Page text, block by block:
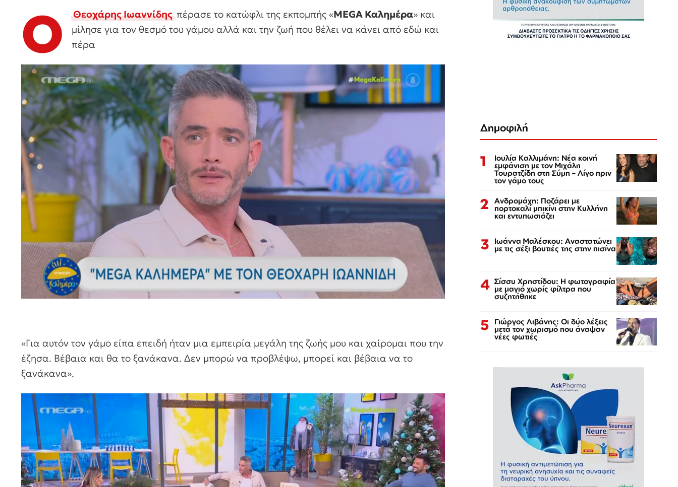
Ο Θεοχάρης Ιωαννίδηςπέρασε το κατώφλι της εκπομπής «MEGA Καλημέρα» και
μίλησε για τον θεσμό του γάμου αλλά και την ζωή που θέλει να κάνει από εδώ και
πέρα
«Για αυτόν τον γάμο είπα επειδή ήταν μια εμπειρία μεγάλη της ζωής μου και χαίρομαι που την
έζησα. Βέβαια και θα το ξανάκανα. Δεν μπορώ να προβλέψω, μπορεί και βέβαια να το
ξανάκανα».
Δημοφιλή
1 Ιουλία Καλλιμάνη: Νέα κοινή
εμφάνιση με τον Μιχάλη
Τουρατζίδη στη Σύμη – Λίγο πριν
τον γάμο τους
2 Ανδρομάχη: Ποζάρει με
πορτοκαλί μπικίνι στην Κυλλήνη
και εντυπωσιάζει
3 Ιωάννα Μαλέσκου: Αναστατώνει
με τις σέξι βουτιές της στην πισίνα
4 Σίσσυ Χρηστίδου: Η φωτογραφία
με μαγιό χωρίς φίλτρα που
συζητήθηκε
5 Γιώργος Λιβάνης: Οι δύο λέξεις
μετά τον χωρισμό που άναψαν
νέες φωτιές